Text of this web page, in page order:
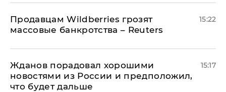
Продавцам Wildberries грозят
массовые банкротства – Reuters
15:22
Жданов порадовал хорошими
новостями из России и предположил,
что будет дальше
15:17